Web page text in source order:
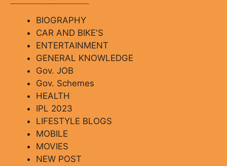
BIOGRAPHY
CAR AND BIKE'S
ENTERTAINMENT
GENERAL KNOWLEDGE
Gov. JOB
Gov. Schemes
HEALTH
IPL 2023
LIFESTYLE BLOGS
MOBILE
MOVIES
NEW POST